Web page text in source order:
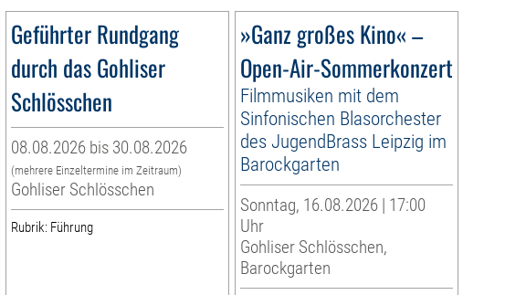
Geführter Rundgang
durch das Gohliser
Schlösschen
08.08.2026 bis 30.08.2026
(mehrere Einzeltermine im Zeitraum)
Gohliser Schlösschen
Rubrik: Führung
»Ganz großes Kino« –
Open-Air-Sommerkonzert
Filmmusiken mit dem
Sinfonischen Blasorchester
des JugendBrass Leipzig im
Barockgarten
Sonntag, 16.08.2026 | 17:00
Uhr
Gohliser Schlösschen,
Barockgarten